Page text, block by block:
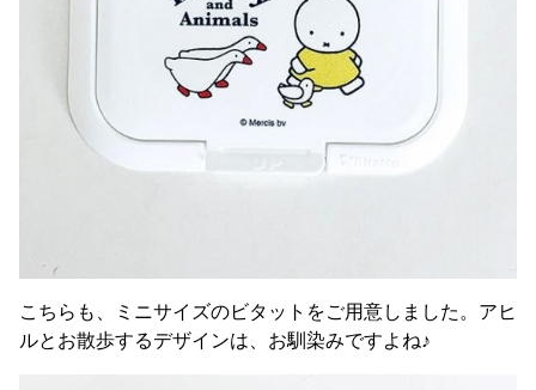
こちらも、ミニサイズのビタットをご用意しました。アヒ
ルとお散歩するデザインは、お馴染みですよね♪